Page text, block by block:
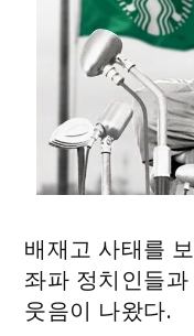
배재고 사태를
좌파 정치인들
웃음이 나왔다.